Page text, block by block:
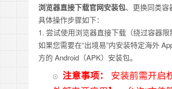
浏览器直接下载官网安装包、更换同类容
具体操作步骤如下：
1. 尝试使用浏览器直接下载（绕过容器限
如果您需要在“出境易”内安装特定海外
方的 Android（APK）安装包。
注意事项：
安装前需开启